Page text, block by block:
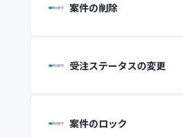
案件の削除
受注ステータスの変更
案件のロック